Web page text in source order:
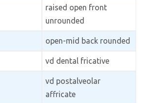
raised open front
unrounded
open-mid back rounded
vd dental fricative
vd postalveolar
affricate